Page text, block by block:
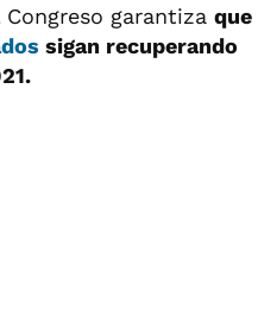
garantiza que
sigan recuperando